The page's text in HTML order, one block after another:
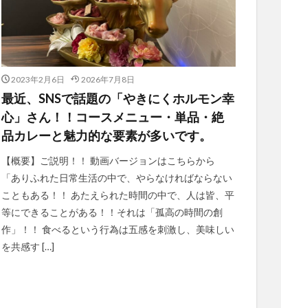
2023年2月6日 2026年7月8日
最近、SNSで話題の「やきにくホルモン幸
心」さん！！コースメニュー・単品・絶
品カレーと魅力的な要素が多いです。
【概要】ご説明！！ 動画バージョンはこちらから
「ありふれた日常生活の中で、やらなければならない
こともある！！ あたえられた時間の中で、人は皆、平
等にできることがある！！それは「孤高の時間の創
作」！！ 食べるという行為は五感を刺激し、美味しい
を共感す […]